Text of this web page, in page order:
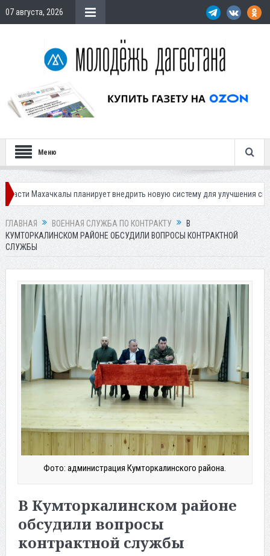
07 августа, 2026
Меню
планирует внедрить новую систему для улучшения ситуации с
ГЛАВНАЯ ВОЕННАЯ СЛУЖБА ПО КОНТРАКТУ
В
КУМТОРКАЛИНСКОМ РАЙОНЕ ОБСУДИЛИ ВОПРОСЫ КОНТРАКТНОЙ
СЛУЖБЫ
Фото: администрация Кумторкалинского района.
В Кумторкалинском районе
обсудили вопросы
контрактной службы